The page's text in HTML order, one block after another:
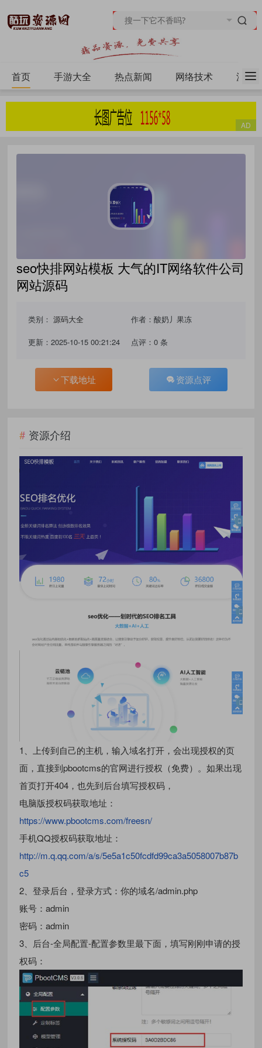
首页 手游大全 热点新闻 网络技术 源码
seo快排网站模板 大气的IT网络软件公司
网站源码
类别：源码大全 作者：酸奶丿果冻
更新：2025-10-15 00:21:24 点评：0 条
下载地址 资源点评
资源介绍
1、上传到自己的主机，输入域名打开，会出现授权的页
面，直接到pbootcms的官网进行授权（免费）。如果出现
首页打开404，也先到后台填写授权码，
电脑版授权码获取地址：
https://www.pbootcms.com/freesn/
手机QQ授权码获取地址：
http://m.q.qq.com/a/s/5e5a1c50fcdfd99ca3a5058007b87b
c5
2、登录后台，登录方式：你的域名/admin.php
账号：admin
密码：admin
3、后台-全局配置-配置参数里最下面，填写刚刚申请的授
权码：